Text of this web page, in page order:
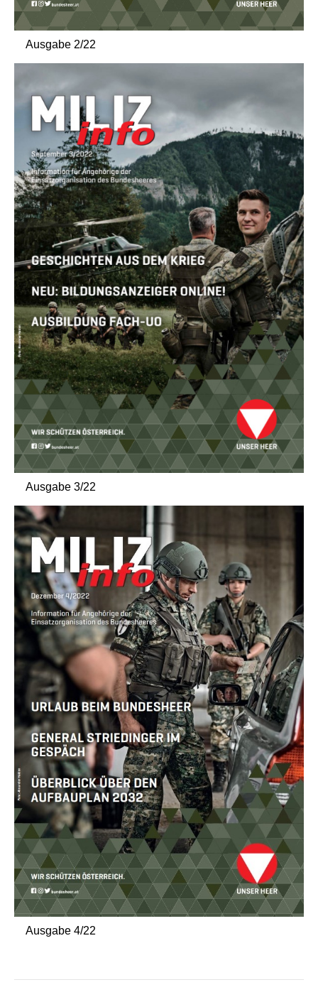
Ausgabe 2/22
Ausgabe 3/22
Ausgabe 4/22